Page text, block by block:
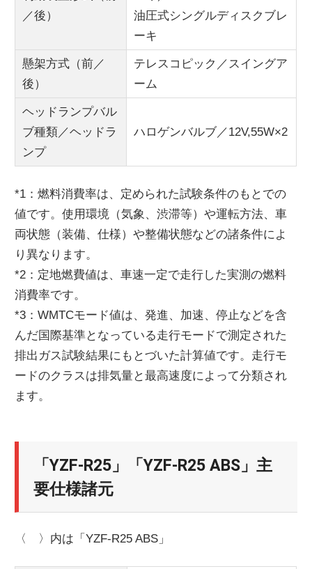
／後）
油圧式シングルディスクブレ
ーキ
懸架方式（前／
後）
テレスコピック／スイングア
ーム
ヘッドランプバル
ブ種類／ヘッドラ
ンプ
ハロゲンバルブ／12V,55W×2
*1：燃料消費率は、定められた試験条件のもとでの
値です。使用環境（気象、渋滞等）や運転方法、車
両状態（装備、仕様）や整備状態などの諸条件によ
り異なります。
*2：定地燃費値は、車速一定で走行した実測の燃料
消費率です。
*3：WMTCモード値は、発進、加速、停止などを含
んだ国際基準となっている走行モードで測定された
排出ガス試験結果にもとづいた計算値です。走行モ
ードのクラスは排気量と最高速度によって分類され
ます。
「YZF-R25」「YZF-R25 ABS」主
要仕様諸元
〈 〉内は「YZF-R25 ABS」